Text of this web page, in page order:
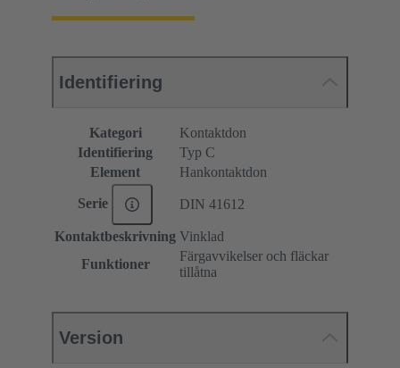
Identifiering
Kategori
Kontaktdon
Identifiering
Typ C
Element
Hankontaktdon
Serie DIN 41612
Kontaktbeskrivning Vinklad
Funktioner
Färgavvikelser och fläckar
tillåtna
Version